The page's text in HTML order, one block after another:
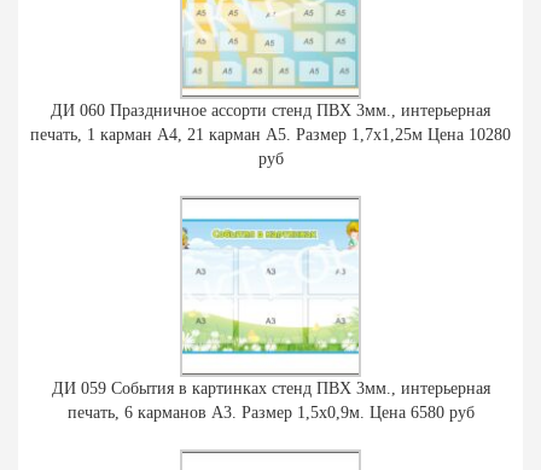
ДИ 060 Праздничное ассорти стенд ПВХ 3мм., интерьерная
печать, 1 карман А4, 21 карман А5. Размер 1,7х1,25м Цена 10280
руб
ДИ 059 События в картинках стенд ПВХ 3мм., интерьерная
печать, 6 карманов А3. Размер 1,5х0,9м. Цена 6580 руб